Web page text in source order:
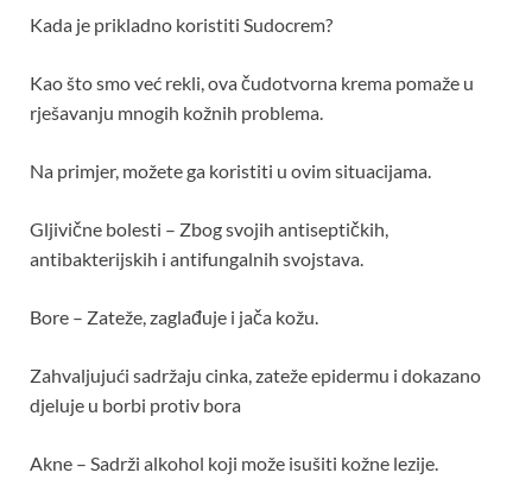
Kada je prikladno koristiti Sudocrem?
Kao što smo već rekli, ova čudotvorna krema pomaže u
rješavanju mnogih kožnih problema.
Na primjer, možete ga koristiti u ovim situacijama.
Gljivične bolesti – Zbog svojih antiseptičkih,
antibakterijskih i antifungalnih svojstava.
Bore – Zateže, zaglađuje i jača kožu.
Zahvaljujući sadržaju cinka, zateže epidermu i dokazano
djeluje u borbi protiv bora
Akne – Sadrži alkohol koji može isušiti kožne lezije.